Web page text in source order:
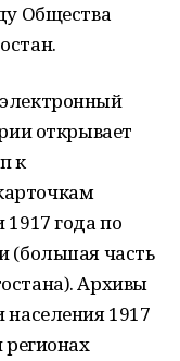
Общества
открывает
к
1917 года по
(большая часть
Архивы
населения 1917
регионах